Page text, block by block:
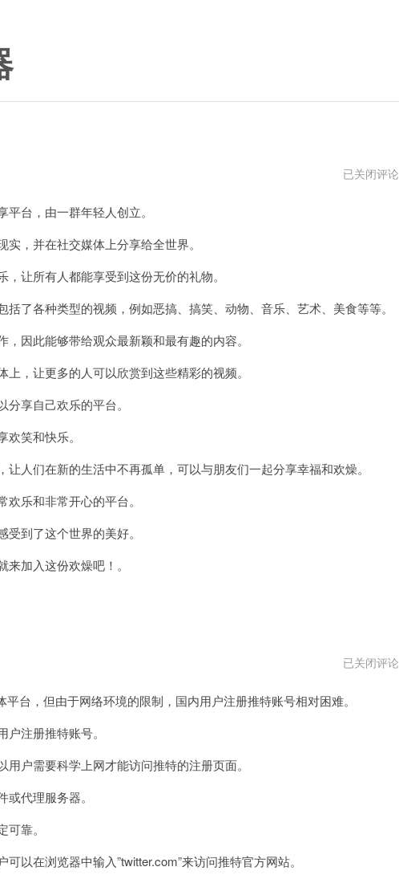
乐
已关闭评论
台，由一群年轻人创立。
，并在社交媒体上分享给全世界。
让所有人都能享受到这份无价的礼物。
了各种类型的视频，例如恶搞、搞笑、动物、音乐、艺术、美食等等。
因此能够带给观众最新颖和最有趣的内容。
，让更多的人可以欣赏到这些精彩的视频。
享自己欢乐的平台。
笑和快乐。
人们在新的生活中不再孤单，可以与朋友们一起分享幸福和欢燥。
乐和非常开心的平台。
到了这个世界的美好。
加入这份欢燥吧！。
国
么
已关闭评论
，但由于网络环境的限制，国内用户注册推特账号相对困难。
注册推特账号。
户需要科学上网才能访问推特的注册页面。
代理服务器。
靠。
在浏览器中输入”twitter.com”来访问推特官方网站。